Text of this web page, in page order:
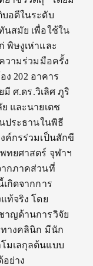
อดีในระดับ
นสมัย เพื่อใช้ใน
พิษงูเห่าและ
วามร่วมมือครั้ง
202 อาคาร
ศ.ดร.วิเลิศ ภูริ
และนายเตช
ประธานในพิธี
ค์กรร่วมเป็นสักขี
ทยศาสตร์ จุฬาฯ
กภาคส่วนที่
กิดจากการ
ท้จริง โดย
าญด้านการวิจัย
างคลินิก มีนัก
มเลกุลต้นแบบ
ย่าง